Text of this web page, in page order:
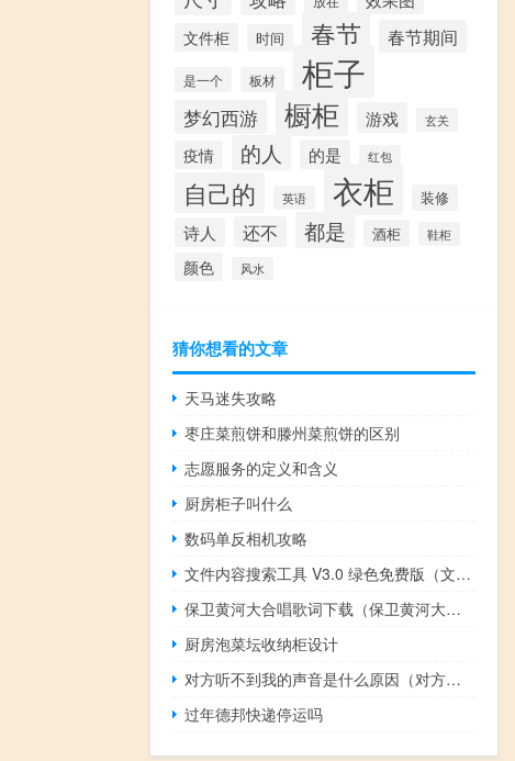
文件柜 时间 春节 春节期间
是一个 板材 柜子
梦幻西游 橱柜 游戏 玄关
疫情 的人 的是 红包
自己的 英语 衣柜 装修
诗人 还不 都是 酒柜 鞋柜
颜色 风水
猜你想看的文章
天马迷失攻略
枣庄菜煎饼和滕州菜煎饼的区别
志愿服务的定义和含义
厨房柜子叫什么
数码单反相机攻略
文件内容搜索工具 V3.0 绿色免费版（文件内容搜索工具 V3.0 绿色免费版功能简介）
保卫黄河大合唱歌词下载（保卫黄河大合唱歌词完整版）
厨房泡菜坛收纳柜设计
对方听不到我的声音是什么原因（对方听不到我的声音）
过年德邦快递停运吗